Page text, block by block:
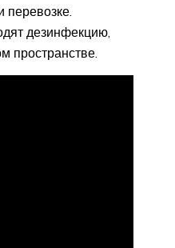
перевозке.
дезинфекцию,
пространстве.